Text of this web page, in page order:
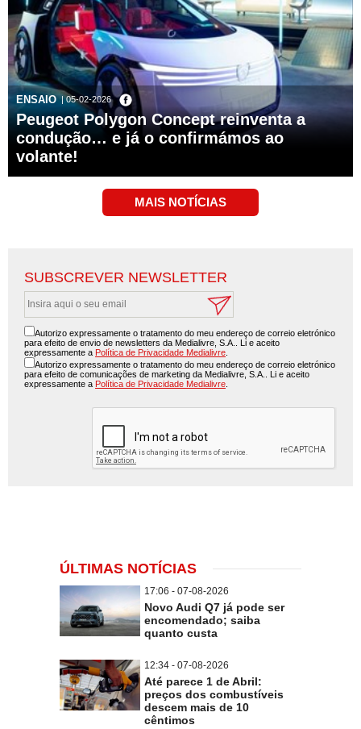
ENSAIO | 05-02-2026
Peugeot Polygon Concept reinventa a
condução… e já o confirmámos ao
volante!
SUBSCREVER NEWSLETTER
Autorizo expressamente o tratamento do meu endereço de correio eletrónico
para efeito de envio de newsletters da Medialivre, S.A.. Li e aceito
expressamente a Política de Privacidade Medialivre
Autorizo expressamente o tratamento do meu endereço de correio eletrónico
para efeito de comunicações de marketing da Medialivre, S.A.. Li e aceito
expressamente a Política de Privacidade Medialivre
ÚLTIMAS NOTÍCIAS
17:06 - 07-08-2026
Novo Audi Q7 já pode ser
encomendado; saiba
quanto custa
12:34 - 07-08-2026
Até parece 1 de Abril:
preços dos combustíveis
descem mais de 10
cêntimos